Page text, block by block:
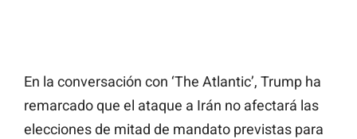
En la conversación con ‘The Atlantic’, Trump ha
remarcado que el ataque a Irán no afectará las
elecciones de mitad de mandato previstas para